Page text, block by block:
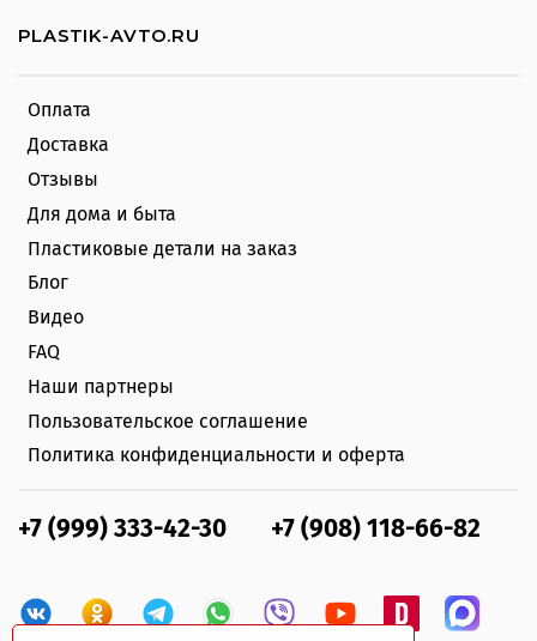
Оплата
Доставка
Отзывы
Для дома и быта
Пластиковые детали на заказ
Блог
Видео
FAQ
Наши партнеры
Пользовательское соглашение
Политика конфиденциальности и оферта
+7 (999) 333-42-30 +7 (908) 118-66-82
PLASTIK-AVTO.RU